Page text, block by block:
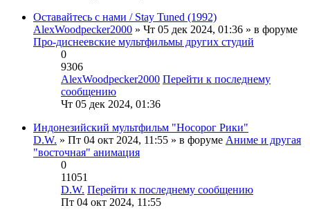
Оставайтесь с нами / Stay Tuned (1992)
AlexWoodpecker2000 » Чт 05 дек 2024, 01:36 » в форуме
Про-диснеевские мультфильмы других студий
0
9306
AlexWoodpecker2000 Перейти к последнему
сообщению
Чт 05 дек 2024, 01:36
Индонезийский мультфильм "Носорог Рики"
D.W. » Пт 04 окт 2024, 11:55 » в форуме Аниме и другая
"восточная" анимация
0
11051
D.W. Перейти к последнему сообщению
Пт 04 окт 2024, 11:55